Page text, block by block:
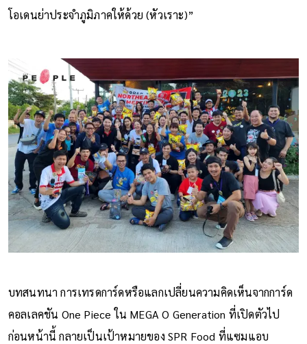
โอเดนย่าประจำภูมิภาคให้ด้วย (หัวเราะ)”
บทสนทนา การเทรดการ์ดหรือแลกเปลี่ยนความคิดเห็นจากการ์ด
คอลเลคชัน One Piece ใน MEGA O Generation ที่เปิดตัวไป
ก่อนหน้านี้ กลายเป็นเป้าหมายของ SPR Food ที่แซมแอบ